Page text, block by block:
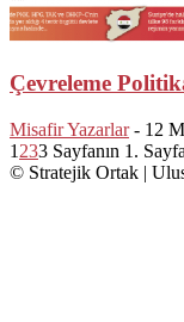
Çevreleme
Misafir Yazarlar - 12
1 233 Sayfanın 1.
© Stratejik Ortak |